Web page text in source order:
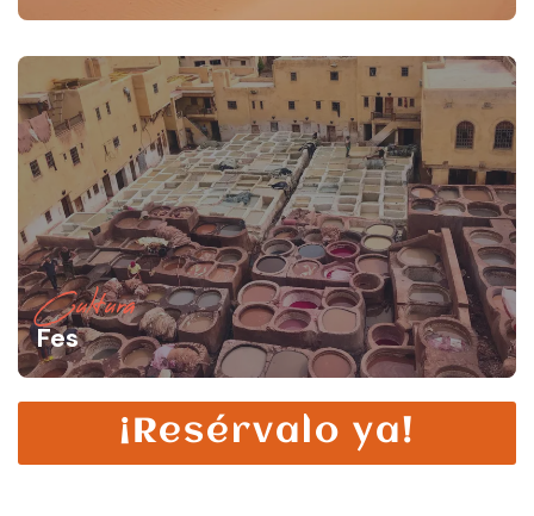
Cultura
Fes
¡Resérvalo ya!